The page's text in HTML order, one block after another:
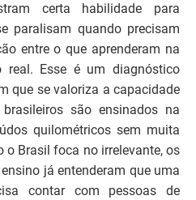
certa habilidade para
paralisam quando precisam
entre o que aprenderam na
Esse é um diagnóstico
que se valoriza a capacidade
são ensinados na
quilométricos sem muita
o Brasil foca no irrelevante, os
já entenderam que uma
contar com pessoas de